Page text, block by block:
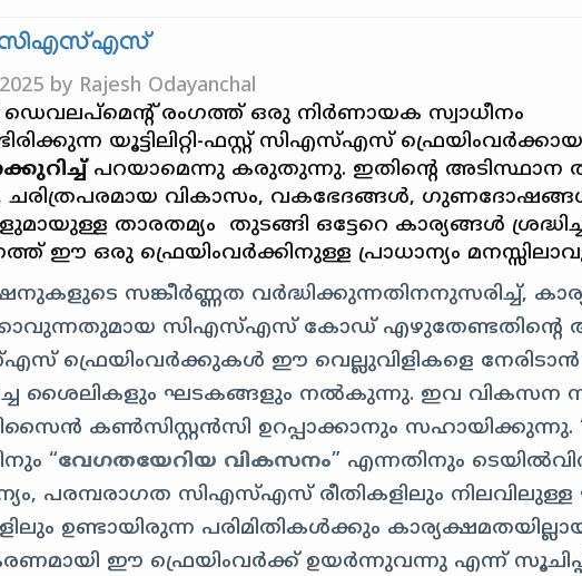
സി‌എസ്‌എസ്
by Rajesh Odayanchal
രംഗത്ത് ഒരു നിർണായക സ്വാധീനം
യൂട്ടിലിറ്റി-ഫസ്റ്റ് സി‌എസ്‌എസ് ഫ്രെയിംവർക്കായ
പറയാമെന്നു കരുതുന്നു. ഇതിന്റെ അടിസ്ഥാന
വികാസം, വകഭേദങ്ങൾ,
താരതമ്യം തുടങ്ങി ഒട്ടേറെ കാര്യങ്ങൾ
ഈ ഒരു ഫ്രെയിംവർക്കിനുള്ള പ്രാധാന്യം
സങ്കീർണ്ണത വർദ്ധിക്കുന്നതിനനുസരിച്ച്,
സി‌എസ്‌എസ് കോഡ് എഴുതേണ്ടതിന്റെ
ഫ്രെയിംവർക്കുകൾ ഈ വെല്ലുവിളികളെ
ശൈലികളും ഘടകങ്ങളും നൽകുന്നു. ഇവ വികസന
കൺസിസ്റ്റൻസി ഉറപ്പാക്കാനും സഹായിക്കുന്നു.
“വേഗതയേറിയ വികസനം” എന്നതിനും
പരമ്പരാഗത സി‌എസ്‌എസ് രീതികളിലും
ഉണ്ടായിരുന്ന പരിമിതികൾക്കും
ഈ ഫ്രെയിംവർക്ക് ഉയർന്നുവന്നു എന്ന്